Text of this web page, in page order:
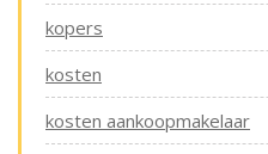
kopers
kosten
kosten aankoopmakelaar